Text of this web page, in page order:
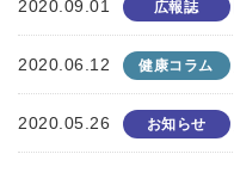
2020.09.01 広報誌
2020.06.12 健康コラム
2020.05.26 お知らせ